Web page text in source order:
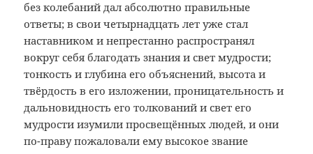
без колебаний дал абсолютно правильные
ответы; в свои четырнадцать лет уже стал
наставником и непрестанно распространял
вокруг себя благодать знания и свет мудрости;
тонкость и глубина его объяснений, высота и
твёрдость в его изложении, проницательность и
дальновидность его толкований и свет его
мудрости изумили просвещённых людей, и они
по-праву пожаловали ему высокое звание